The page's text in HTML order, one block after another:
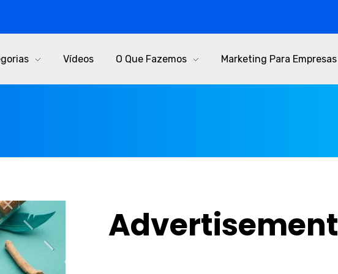
Vídeos O Que Fazemos Marketing Para Empresas
Advertisement